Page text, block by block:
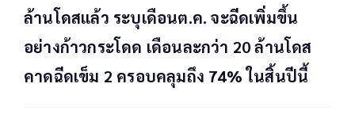
ล้านโดสแล้ว ระบุเดือนต.ค. จะฉีดเพิ่มขึ้น
อย่างก้าวกระโดด เดือนละกว่า 20 ล้านโดส
คาดฉีดเข็ม 2 ครอบคลุมถึง 74% ในสิ้นปีนี้